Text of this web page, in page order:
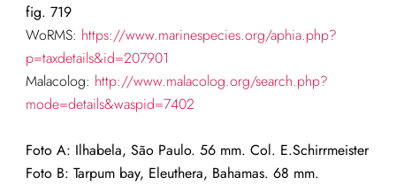
fig. 719
WoRMS: https://www.marinespecies.org/aphia.php?
p=taxdetails&id=207901
Malacolog: http://www.malacolog.org/search.php?
mode=details&waspid=7402
Foto A: Ilhabela, São Paulo. 56 mm. Col. E.Schirrmeister
Foto B: Tarpum bay, Eleuthera, Bahamas. 68 mm.